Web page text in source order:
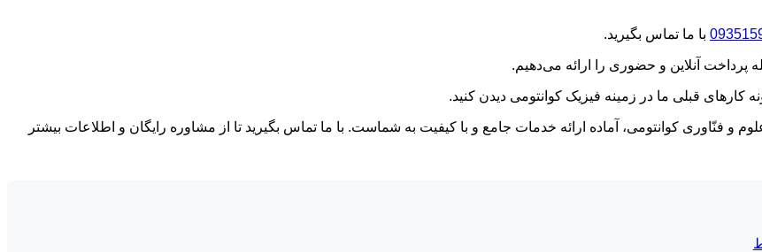
با ما تماس بگیرید.
آنلاین و حضوری را ارائه می‌دهیم.
کارهای قبلی ما در زمینه فیزیک کوانتومی دیدن کنید.
فنّاوری کوانتومی، آماده ارائه خدمات جامع و با کیفیت به شماست. با ما تماس بگیرید تا از مشاوره رایگان و اطلاعات بیشتر